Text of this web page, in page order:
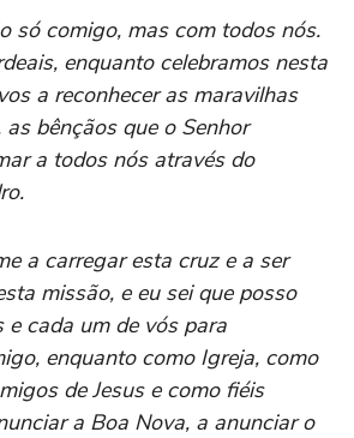
só comigo, mas com todos nós.
enquanto celebramos nesta
a reconhecer as maravilhas
bênçãos que o Senhor
a todos nós através do
a carregar esta cruz e a ser
missão, e eu sei que posso
cada um de vós para
enquanto como Igreja, como
de Jesus e como fiéis
a Boa Nova, a anunciar o